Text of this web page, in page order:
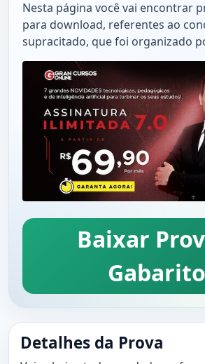
Nesta página você vai encontrar
para download, referentes ao
supracitado, que foi organizado
Baixar
Gabarito
Detalhes da Prova